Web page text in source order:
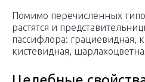
Помимо перечисленных
растятся и
пассифлора: грациевидная,
кистевидная,